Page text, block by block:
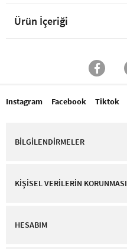
Ürün İçeriği
Instagram Facebook Tiktok
BİLGİLENDİRMELER
KİŞİSEL VERİLERİN KORUNMASI
HESABIM